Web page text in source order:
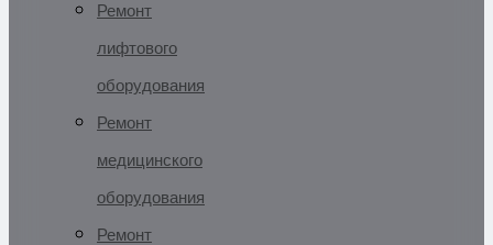
Ремонт
лифтового
оборудования
Ремонт
медицинского
оборудования
Ремонт